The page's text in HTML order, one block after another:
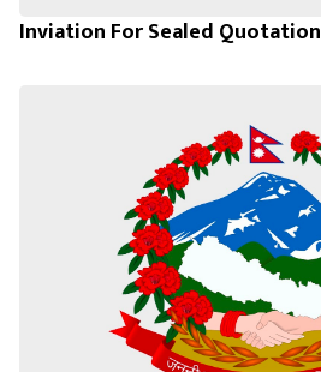
Inviation For Sealed Quotation